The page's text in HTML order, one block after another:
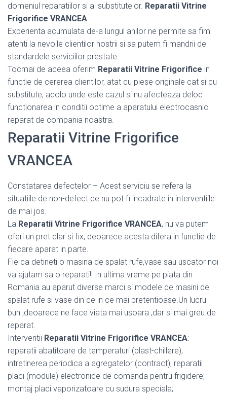
domeniul reparatiilor si al substitutelor. Reparatii Vitrine
Frigorifice VRANCEA
Experienta acumulata de-a lungul anilor ne permite sa fim
atenti la nevoile clientilor nostrii si sa putem fi mandrii de
standardele serviciilor prestate.
Tocmai de aceea oferim Reparatii Vitrine Frigorifice in
functie de cererea clientilor, atat cu piese originale cat si cu
substitute, acolo unde este cazul si nu afecteaza deloc
functionarea in conditii optime a aparatului electrocasnic
reparat de compania noastra.
Reparatii Vitrine Frigorifice
VRANCEA
Constatarea defectelor – Acest serviciu se refera la
situatiile de non-defect ce nu pot fi incadrate in interventiile
de mai jos.
La Reparatii Vitrine Frigorifice VRANCEA, nu va putem
oferi un pret clar si fix, deoarece acesta difera in functie de
fiecare aparat in parte.
Fie ca detineti o masina de spalat rufe,vase sau uscator noi
va ajutam sa o reparati!! In ultima vreme pe piata din
Romania au aparut diverse marci si modele de masini de
spalat rufe si vase din ce in ce mai pretentioase.Un lucru
bun ,deoarece ne face viata mai usoara ,dar si mai greu de
reparat.
Interventii Reparatii Vitrine Frigorifice VRANCEA:
reparatii abatitoare de temperaturi (blast-chillere);
intretinerea periodica a agregatelor (contract); reparatii
placi (module) electronice de comanda pentru frigidere;
montaj placi vaporizatoare cu sudura speciala;